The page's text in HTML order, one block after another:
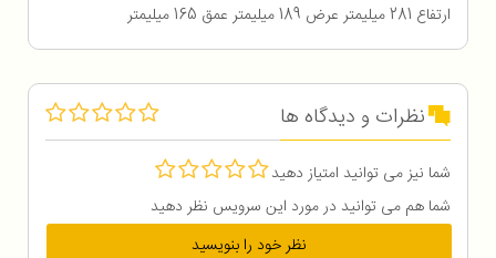
ارتفاع 281 میلیمتر عرض 189 میلیمتر عمق 165 میلیمتر
نظرات و دیدگاه ها
شما نیز می توانید امتیاز دهید
شما هم می توانید در مورد این سرویس نظر دهید
نظر خود را بنویسید